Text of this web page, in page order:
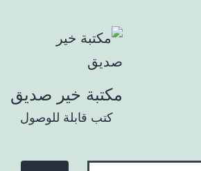
مكتبة خير صديق
كتب قابلة للوصول
ابحث في المكتبة: